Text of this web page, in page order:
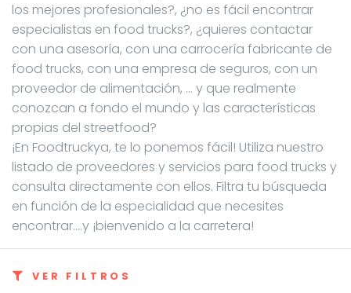
los mejores profesionales?, ¿no es fácil encontrar
especialistas en food trucks?, ¿quieres contactar
con una asesoría, con una carrocería fabricante de
food trucks, con una empresa de seguros, con un
proveedor de alimentación, … y que realmente
conozcan a fondo el mundo y las características
propias del streetfood?
¡En Foodtruckya, te lo ponemos fácil! Utiliza nuestro
listado de proveedores y servicios para food trucks y
consulta directamente con ellos. Filtra tu búsqueda
en función de la especialidad que necesites
encontrar....y ¡bienvenido a la carretera!
VER FILTROS